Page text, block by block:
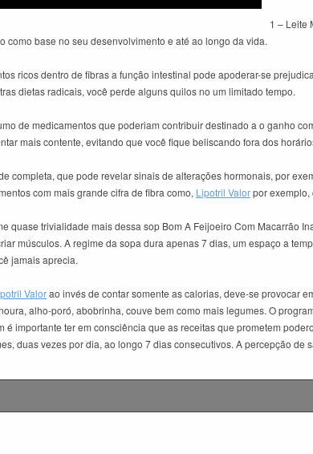
1 – Leite
base no seu desenvolvimento e até ao longo da vida.
ricos dentro de fibras a função intestinal pode apoderar-se
dietas radicais, você perde alguns quilos no um limitado tempo.
de medicamentos que poderiam contribuir destinado a o ganho
mais contente, evitando que você fique beliscando fora dos
completa, que pode revelar sinais de alterações hormonais, por
com mais grande cifra de fibra como, Lipotril Valorpor exemplo,
quase trivialidade mais dessa sop Bom A Feijoeiro Com Macarrão
músculos. A regime da sopa dura apenas 7 dias, um espaço a
jamais aprecia.
Valorao invés de contar somente as calorias, deve-se provocar
alho-poró, abobrinha, couve bem como mais legumes. O
é importante ter em consciência que as receitas que prometem
duas vezes por dia, ao longo 7 dias consecutivos. A percepção